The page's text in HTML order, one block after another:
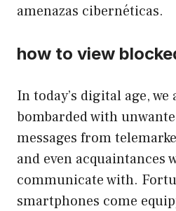
amenazas cibernéticas.
how to view
In today’s digital age,
bombarded with
messages from
and even acquaintances
communicate with.
smartphones come